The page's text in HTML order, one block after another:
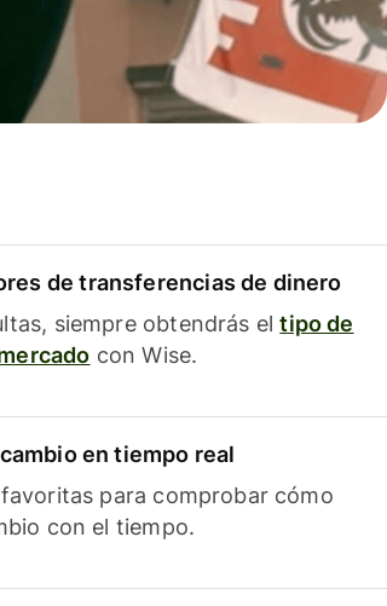
de transferencias de dinero
siempre obtendrás eltipo de
con Wise.
en tiempo real
para comprobar cómo
con el tiempo.